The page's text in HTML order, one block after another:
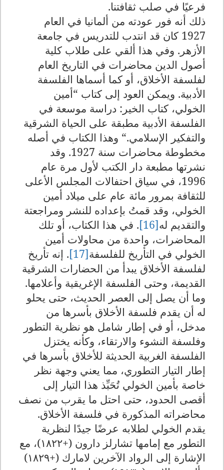
فرعيًا في صلب ثقافتنا.
ذلك أنه فور عودته من ألمانيا في العام
1927 كان قد انتدب للتدريس في جامعة
الأزهر. وفي هذا ألقي على طلاب كلية
أصول الدين محاضرات في التاريخ العام
لفلسفة الأخلاق، أو كما أسماها الفلسفة
الأدبية. ويمكن العود إلى كتاب “أمين
الخولي، كتاب الخير : دراسة موسعة في
الفلسفة الأدبية مطبقة على الحياة الشرقية
والتفكير الإسلامي“. وهذا الكتاب في أصله
مخطوطة محاضرات سنة 1927. وقد
نشرتها مطبعة دار الكتب لأول مرة عام
1996، في سياق احتفالات المجلس الأعلى
للثقافة بمرور مائة عام على ميلاد أمين
الخولي، وقد قمتُ بإعداده للنشر ومراجعتة
والتقديم له
.[16] في هذا الكتاب، أو تلك
المحاضرات، واحدة من محاولات أمين
الخولي في التأريخ للفلسفة
.[17] إنه تأريخ
لفلسفة الأخلاق يبدأ من الحضارات الشرقية
القديمة، وحتى الفلسفة الإغريقية وأعلامها.
وما أن يصل إلى العصر الحديث، حتى يحلو
له أن يقدم فلسفة الأخلاق بأسرها من
مدخل، أو في إطار شامل هو نظرية التطور
وفلسفة النشوء والارتقاء، وكأنه يختزل
الفلسفة الغربية الحديثة للأخلاق بأسرها في
إطار التيار التطوري، مما يعني وجهة نظر
خاصة بأمين الخولي تُحَبِّذ هذا التيار إلى
أقصى الحدود، حتى احتل ما يقرب من نصف
محاضراته المذكورة في فلسفة الأخلاق.
يقدم الخولي لطلابه عرضًا جيدًا لنظرية
التطور مع إمامها تشارلز دارون (+١٨٢٢)، مع
الإشارة إلى الرواد الآخرين لامارك (+١٨٢٩)